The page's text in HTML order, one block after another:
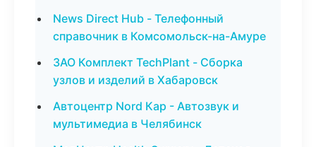
News Direct Hub - Телефонный
справочник в Комсомольск-на-Амуре
ЗАО Комплект TechPlant - Сборка
узлов и изделий в Хабаровск
Автоцентр Nord Кар - Автозвук и
мультимедиа в Челябинск